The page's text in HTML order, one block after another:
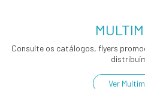
Consulte os catálogos, flyers
Ver